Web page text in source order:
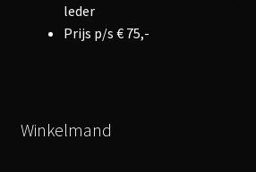
leder
Prijs p/s € 75,-
Winkelmand